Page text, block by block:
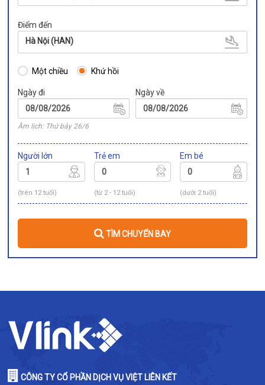
Điểm đến
Hà Nội (HAN)
Một chiều Khứ hồi
Ngày đi
Âm lịch: Thứ bảy 26/6
Ngày về
Người lớn
(trên 12 tuổi)
Trẻ em
(từ 2 - 12 tuổi)
Em bé
(dưới 2 tuổi)
TÌM CHUYẾN BAY
CÔNG TY CỔ PHẦN DỊCH VỤ VIỆT LIÊN KẾT